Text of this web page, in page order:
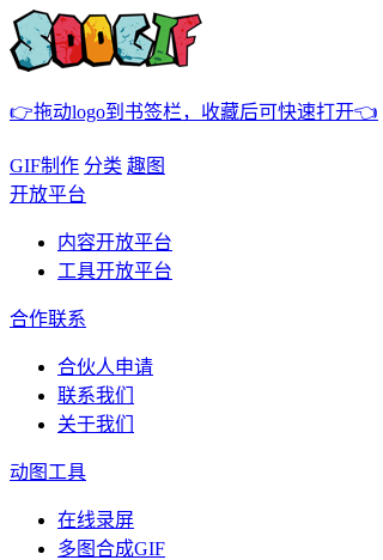
👉拖动logo到书签栏，收藏后可快速打开👈
GIF制作 分类 趣图
开放平台
内容开放平台
工具开放平台
合作联系
合伙人申请
联系我们
关于我们
动图工具
在线录屏
多图合成GIF